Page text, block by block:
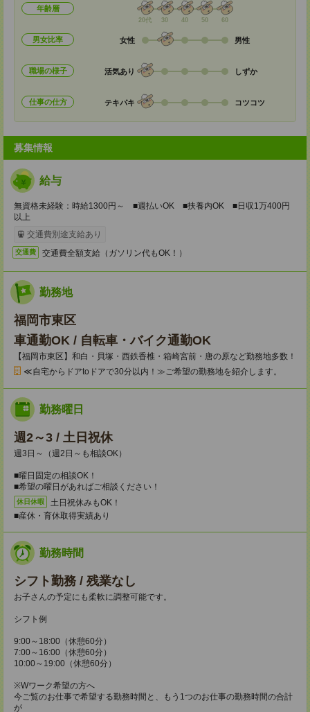
年齢層
20代 30 40 50 60
男女比率 女性 男性
職場の様子 活気あり しずか
仕事の仕方 テキパキ コツコツ
募集情報
給与
無資格未経験：時給1300円～ ■週払いOK ■扶養内OK ■日収1万400円
以上
交通費別途支給あり
交通費 交通費全額支給（ガソリン代もOK！）
勤務地
福岡市東区
車通勤OK / 自転車・バイク通勤OK
【福岡市東区】和白・貝塚・西鉄香椎・箱崎宮前・唐の原など勤務地多数！
≪自宅からドアtoドアで30分以内！≫ご希望の勤務地を紹介します。
勤務曜日
週2～3 / 土日祝休
週3日～（週2日～も相談OK）
■曜日固定の相談OK！
■希望の曜日があればご相談ください！
休日休暇
土日祝休みもOK！
■産休・育休取得実績あり
勤務時間
シフト勤務 / 残業なし
お子さんの予定にも柔軟に調整可能です。
シフト例
9:00～18:00（休憩60分）
7:00～16:00（休憩60分）
10:00～19:00（休憩60分）
※Wワーク希望の方へ
今ご覧のお仕事で希望する勤務時間と、もう1つのお仕事の勤務時間の合計
が